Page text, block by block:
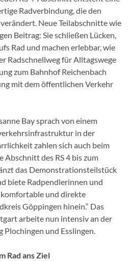
Radverbindung, die den
Neue Teilabschnitte wie
Beitrag: Sie schließen Lücken,
Rad und machen erlebbar, wie
Radschnellweg für Alltagswege
zum Bahnhof Reichenbach
mit dem öffentlichen Verkehr
Bay sprach von einem
in der
zahlen sich auch beim
Abschnitt des RS 4 bis zum
das Demonstrationsteilstück
biete Radpendlerinnen und
komfortable und direkte
Göppingen hinein.“ Das
arbeite nun intensiv an der
und Esslingen.
Rad ans Ziel